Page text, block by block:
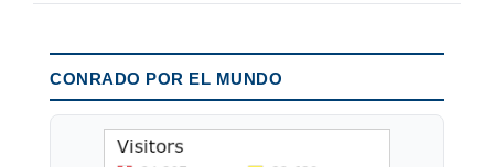
CONRADO POR EL MUNDO